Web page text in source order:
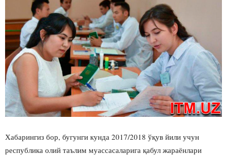
Хабарингиз бор, бугунги кунда 2017/2018 ўқув йили учун
республика олий таълим муассасаларига қабул жараёнлари